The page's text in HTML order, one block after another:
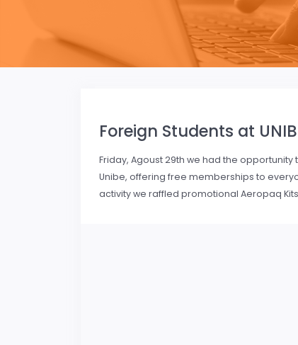
Foreign Students at
Friday, Agoust 29th we had the
Unibe, offering free memberships to
activity we raffled promotional Aeropaq